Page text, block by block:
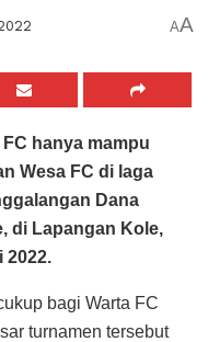
AA
FC hanya mampu
Wesa FC di laga
Dana
di Lapangan Kole,
2022.
bagi Warta FC
turnamen tersebut